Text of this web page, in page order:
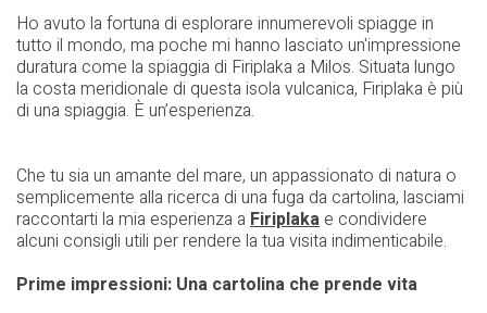
Ho avuto la fortuna di esplorare innumerevoli spiagge in
tutto il mondo, ma poche mi hanno lasciato un'impressione
duratura come la spiaggia di Firiplaka a Milos. Situata lungo
la costa meridionale di questa isola vulcanica, Firiplaka è più
di una spiaggia. È un’esperienza.
Che tu sia un amante del mare, un appassionato di natura o
semplicemente alla ricerca di una fuga da cartolina, lasciami
raccontarti la mia esperienza a Firiplaka e condividere
alcuni consigli utili per rendere la tua visita indimenticabile.
Prime impressioni: Una cartolina che prende vita